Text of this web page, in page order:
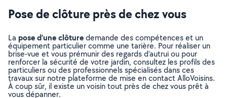
Pose de clôture près de chez vous
La pose d’une clôturedemande des compétences et un
équipement particulier comme une tarière. Pour réaliser un
brise-vue et vous prémunir des regards d’autrui ou pour
renforcer la sécurité de votre jardin, consultez les profils des
particuliers ou des professionnels spécialisés dans ces
travaux sur notre plateforme de mise en contact AlloVoisins.
À coup sûr, il existe un voisin tout près de chez vous prêt à
vous dépanner.